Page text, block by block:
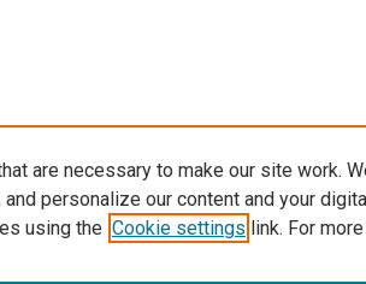
are necessary to make our site work.
personalize our content and your
using the Cookie settings link. For